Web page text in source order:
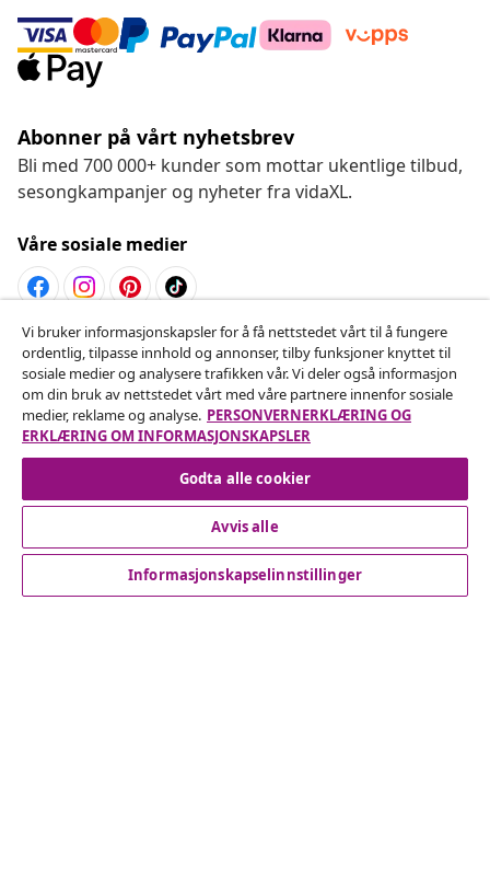
Abonner på vårt nyhetsbrev
Bli med 700 000+ kunder som mottar ukentlige tilbud,
sesongkampanjer og nyheter fra vidaXL.
Våre sosiale medier
Angre på kontrakten
Send inn en angrerett for bestillingen din.
Angre på kontrakten
Bedrift
Vi bruker informasjonskapsler for å få nettstedet vårt til å fungere
ordentlig, tilpasse innhold og annonser, tilby funksjoner knyttet til
sosiale medier og analysere trafikken vår. Vi deler også informasjon
om din bruk av nettstedet vårt med våre partnere innenfor sosiale
medier, reklame og analyse. PERSONVERNERKLÆRING OG
ERKLÆRING OM INFORMASJONSKAPSLER
Godta alle cookier
Avvis alle
Informasjonskapselinnstillinger